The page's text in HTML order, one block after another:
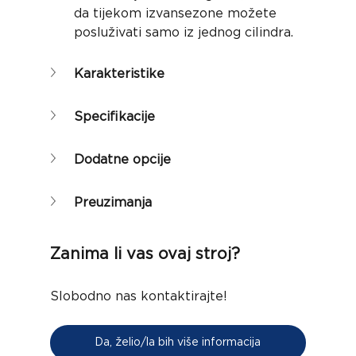
da tijekom izvansezone možete
posluživati samo iz jednog cilindra.
Karakteristike
Specifikacije
Dodatne opcije
Preuzimanja
Zanima li vas ovaj stroj?
Slobodno nas kontaktirajte!
Da, želio/la bih više informacija